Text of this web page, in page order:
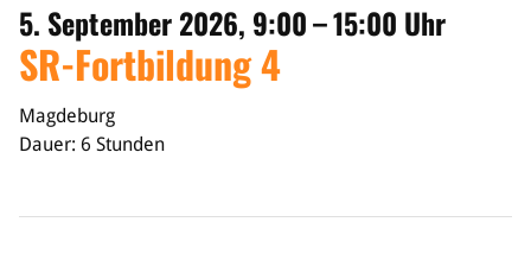
5. September 2026, 9:00 – 15:00 Uhr
SR-Fortbildung 4
Magdeburg
Dauer: 6 Stunden